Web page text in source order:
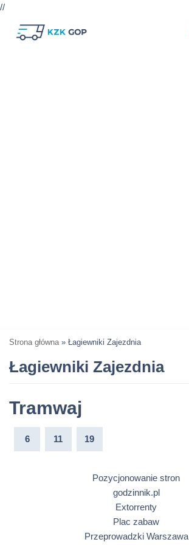
//
Strona główna » Łagiewniki Zajezdnia
Łagiewniki Zajezdnia
Tramwaj
6 11 19
Pozycjonowanie stron
godzinnik.pl
Extorrenty
Plac zabaw
Przeprowadzki Warszawa